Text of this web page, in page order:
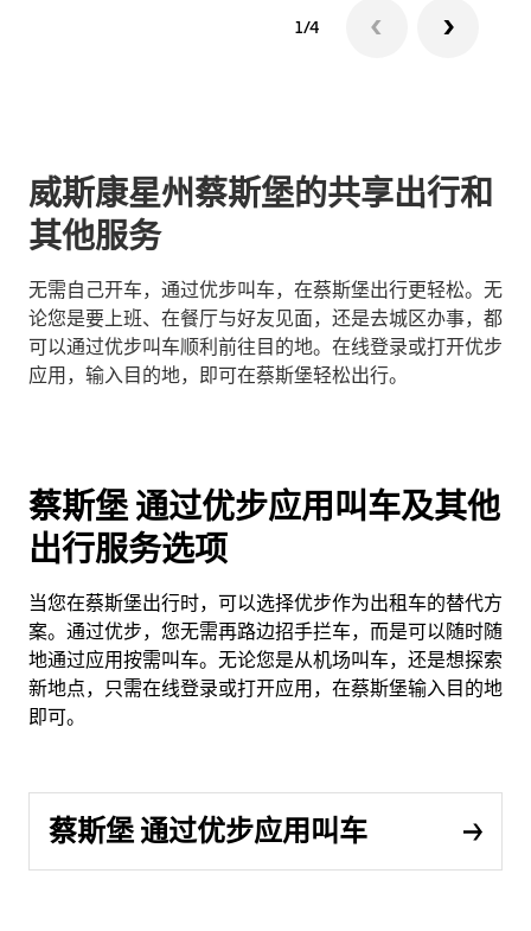
1/4
威斯康星州蔡斯堡的共享出行和
其他服务
无需自己开车，通过优步叫车，在蔡斯堡出行更轻松。无
论您是要上班、在餐厅与好友见面，还是去城区办事，都
可以通过优步叫车顺利前往目的地。在线登录或打开优步
应用，输入目的地，即可在蔡斯堡轻松出行。
蔡斯堡 通过优步应用叫车及其他
出行服务选项
当您在蔡斯堡出行时，可以选择优步作为出租车的替代方
案。通过优步，您无需再路边招手拦车，而是可以随时随
地通过应用按需叫车。无论您是从机场叫车，还是想探索
新地点，只需在线登录或打开应用，在蔡斯堡输入目的地
即可。
蔡斯堡 通过优步应用叫车